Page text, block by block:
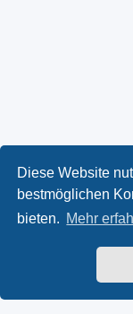
Diese Website
bestmöglichen
bieten. Mehr